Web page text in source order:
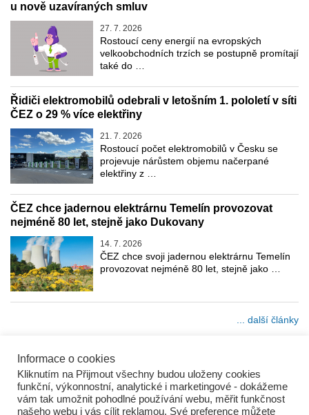
u nově uzavíraných smluv
27. 7. 2026
Rostoucí ceny energií na evropských
velkoobchodních trzích se postupně promítají
také do …
Řidiči elektromobilů odebrali v letošním 1. pololetí v síti
ČEZ o 29 % více elektřiny
21. 7. 2026
Rostoucí počet elektromobilů v Česku se
projevuje nárůstem objemu načerpané
elektřiny z …
ČEZ chce jadernou elektrárnu Temelín provozovat
nejméně 80 let, stejně jako Dukovany
14. 7. 2026
ČEZ chce svoji jadernou elektrárnu Temelín
provozovat nejméně 80 let, stejně jako …
... další články
Informace o cookies
Kliknutím na Přijmout všechny budou uloženy cookies
funkční, výkonnostní, analytické i marketingové - dokážeme
vám tak umožnit pohodlné používání webu, měřit funkčnost
našeho webu i vás cílit reklamou. Své preference můžete